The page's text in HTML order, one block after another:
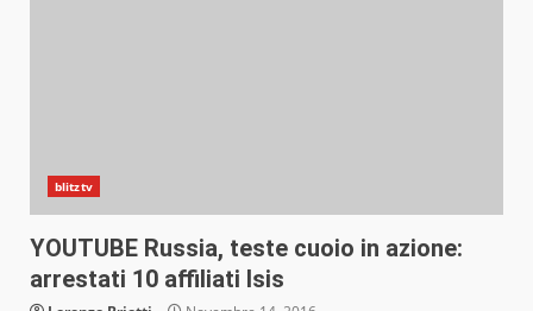
blitztv
YOUTUBE Russia, teste cuoio in azione:
arrestati 10 affiliati Isis